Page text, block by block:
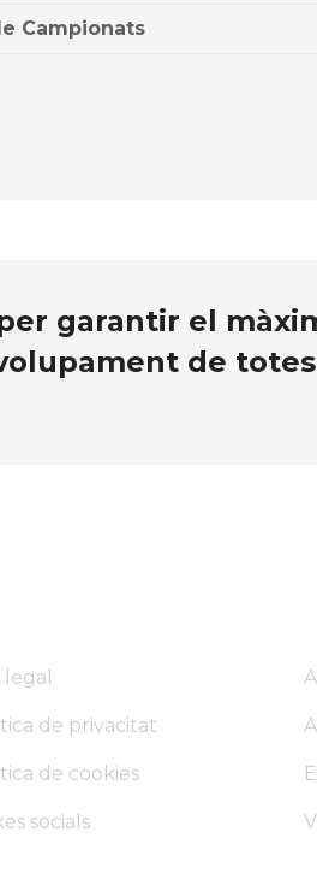
Campionats
garantir el
de
legal
de privacitat
de cookies
socials